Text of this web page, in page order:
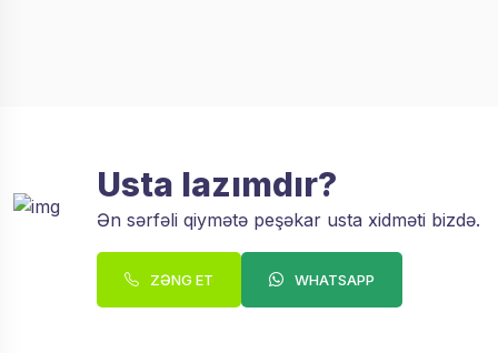
Usta lazımdır?
Ən sərfəli qiymətə peşəkar usta xidməti bizdə.
ZƏNG ET WHATSAPP